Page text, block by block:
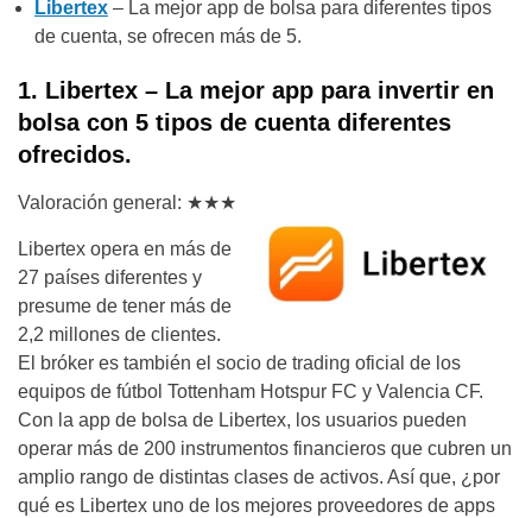
Libertex – La mejor app de bolsa para diferentes tipos
de cuenta, se ofrecen más de 5.
1. Libertex – La mejor app para invertir en
bolsa con 5 tipos de cuenta diferentes
ofrecidos.
Valoración general: ★★★
Libertex opera en más de
27 países diferentes y
presume de tener más de
2,2 millones de clientes.
El bróker es también el socio de trading oficial de los
equipos de fútbol Tottenham Hotspur FC y Valencia CF.
Con la app de bolsa de Libertex, los usuarios pueden
operar más de 200 instrumentos financieros que cubren un
amplio rango de distintas clases de activos. Así que, ¿por
qué es Libertex uno de los mejores proveedores de apps